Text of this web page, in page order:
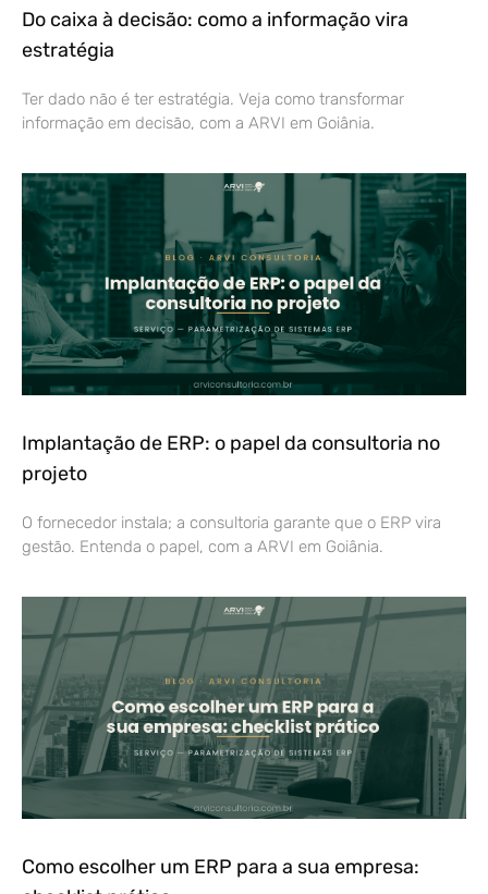
Do caixa à decisão: como a informação vira
estratégia
Ter dado não é ter estratégia. Veja como transformar
informação em decisão, com a ARVI em Goiânia.
Implantação de ERP: o papel da consultoria no
projeto
O fornecedor instala; a consultoria garante que o ERP vira
gestão. Entenda o papel, com a ARVI em Goiânia.
Como escolher um ERP para a sua empresa: